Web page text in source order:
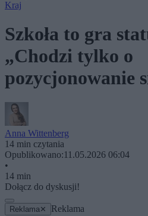
Kraj
Szkoła to gra
„Chodzi tylko o
pozycjonowanie
Anna Wittenberg
14 min czytania
Opublikowano:11.05.2026 06:04
•
14 min
Dołącz do dyskusji!
Reklama ✕ Reklama